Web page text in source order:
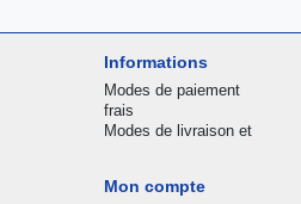
Informations
Modes de paiement
frais
Modes de livraison et
Mon compte